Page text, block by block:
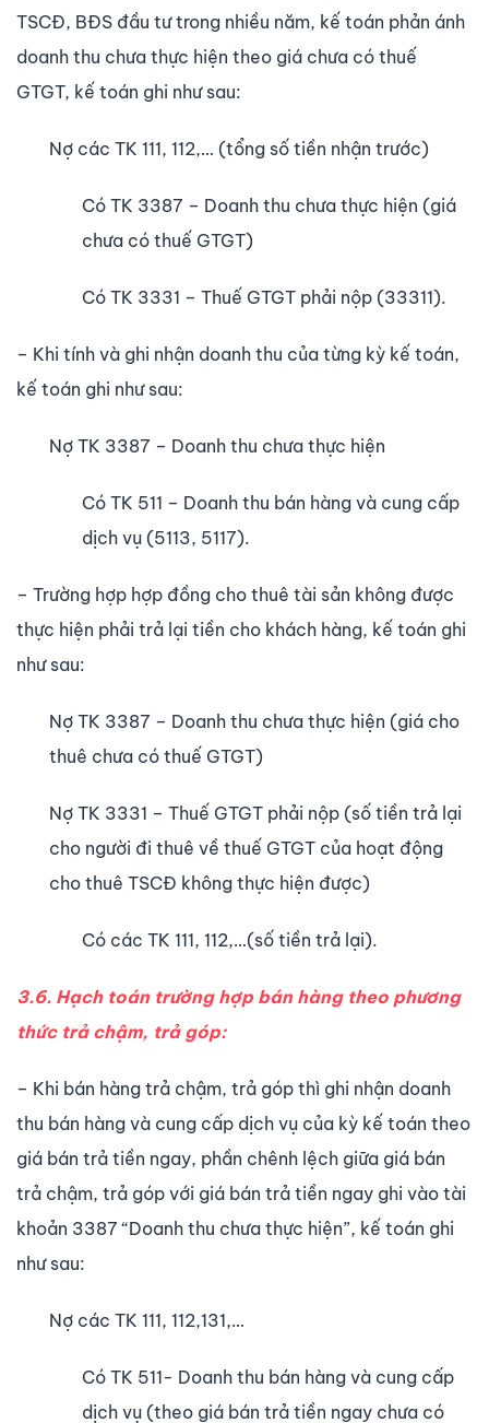
TSCĐ, BĐS đầu tư trong nhiều năm, kế toán phản ánh
doanh thu chưa thực hiện theo giá ch­ưa có thuế
GTGT, kế toán ghi như sau:
Nợ các TK 111, 112,… (tổng số tiền nhận trư­ớc)
Có TK 3387 – Doanh thu chưa thực hiện (giá
ch­ưa có thuế GTGT)
Có TK 3331 – Thuế GTGT phải nộp (33311).
– Khi tính và ghi nhận doanh thu của từng kỳ kế toán,
kế toán ghi như sau:
Nợ TK 3387 – Doanh thu chưa thực hiện
Có TK 511 – Doanh thu bán hàng và cung cấp
dịch vụ (5113, 5117).
– Tr­ường hợp hợp đồng cho thuê tài sản không đ­ược
thực hiện phải trả lại tiền cho khách hàng, kế toán ghi
như sau:
Nợ TK 3387 – Doanh thu chưa thực hiện (giá cho
thuê ch­ưa có thuế GTGT)
Nợ TK 3331 – Thuế GTGT phải nộp (số tiền trả lại
cho ng­ười đi thuê về thuế GTGT của hoạt động
cho thuê TSCĐ không thực hiện được)
Có các TK 111, 112,…(số tiền trả lại).
3.6. Hạch toán trường hợp bán hàng theo phương
thức trả chậm, trả góp:
– Khi bán hàng trả chậm, trả góp thì ghi nhận doanh
thu bán hàng và cung cấp dịch vụ của kỳ kế toán theo
giá bán trả tiền ngay, phần chênh lệch giữa giá bán
trả chậm, trả góp với giá bán trả tiền ngay ghi vào tài
khoản 3387 “Doanh thu chưa thực hiện”, kế toán ghi
như sau:
Nợ các TK 111, 112,131,…
Có TK 511- Doanh thu bán hàng và cung cấp
dịch vụ (theo giá bán trả tiền ngay chưa có